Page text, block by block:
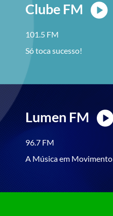
Clube FM
101.5 FM
Só toca sucesso!
Lumen FM
96.7 FM
A Música em Movimento